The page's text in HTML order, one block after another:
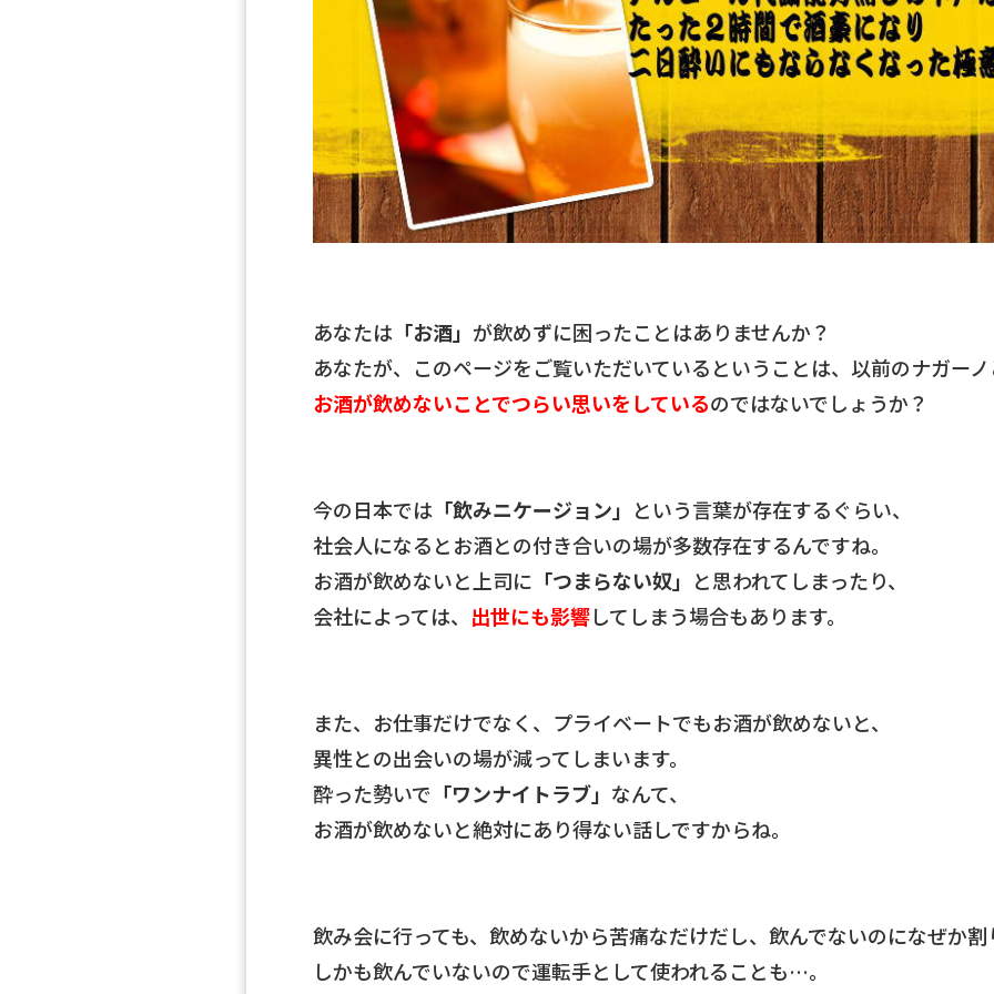
あなたは 「お酒」 が飲めずに困ったことはありませんか？
あなたが、このページをご覧いただいているということは、以前のナガー
お酒が飲めないことでつらい思いをしているのではないでしょうか？
今の日本では 「飲みニケージョン」 という言葉が存在するぐらい、
社会人になるとお酒との付き合いの場が多数存在するんですね。
お酒が飲めないと上司に 「つまらない奴」 と思われてしまったり、
会社によっては、 出世にも影響してしまう場合もあります。
また、お仕事だけでなく、プライベートでもお酒が飲めないと、
異性との出会いの場が減ってしまいます。
酔った勢いで 「ワンナイトラブ」 なんて、
お酒が飲めないと絶対にあり得ない話しですからね。
飲み会に行っても、飲めないから苦痛なだけだし、飲んでないのになぜか割
しかも飲んでいないので運転手として使われることも…。